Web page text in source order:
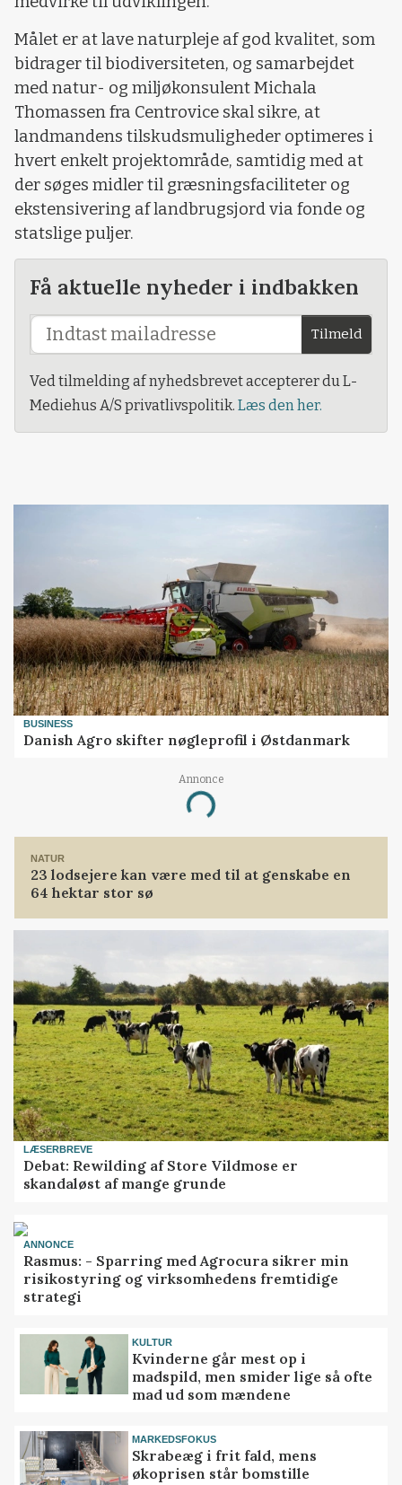
Målet er at lave naturpleje af god kvalitet, som
bidrager til biodiversiteten, og samarbejdet
med natur- og miljøkonsulent Michala
Thomassen fra Centrovice skal sikre, at
landmandens tilskudsmuligheder optimeres i
hvert enkelt projektområde, samtidig med at
der søges midler til græsningsfaciliteter og
ekstensivering af landbrugsjord via fonde og
statslige puljer.
Få aktuelle nyheder i indbakken
Tilmeld
Ved tilmelding af nyhedsbrevet accepterer du L-
Mediehus A/S privatlivspolitik. Læs den her.
BUSINESS
Danish Agro skifter nøgleprofil i Østdanmark
Annonce
Loading...
NATUR
23 lodsejere kan være med til at genskabe en
64 hektar stor sø
LÆSERBREVE
Debat: Rewilding af Store Vildmose er
skandaløst af mange grunde
ANNONCE
Rasmus: - Sparring med Agrocura sikrer min
risikostyring og virksomhedens fremtidige
strategi
KULTUR
Kvinderne går mest op i
madspild, men smider lige så ofte
mad ud som mændene
MARKEDSFOKUS
Skrabeæg i frit fald, mens
økoprisen står bomstille